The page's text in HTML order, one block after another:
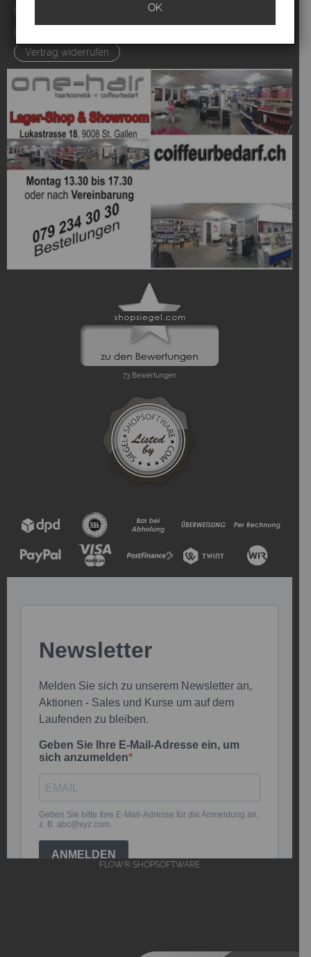
Datenschutzerklärung
Kundeninformationen
Vertrag widerrufen
FLOW® SHOPSOFTWARE
OK